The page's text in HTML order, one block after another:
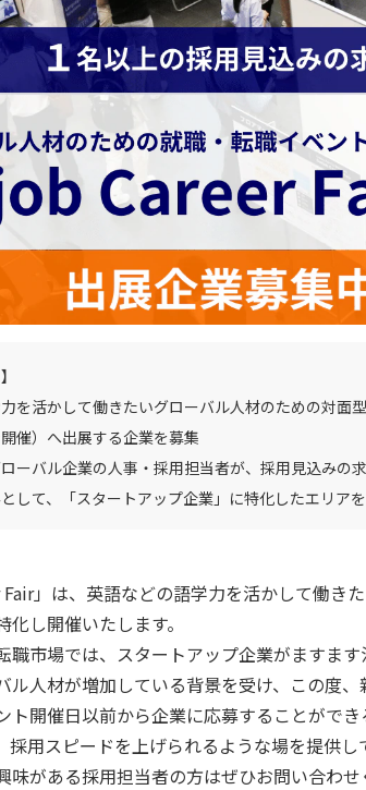
を活かして働きたいグローバル人材のための対面
催）へ出展する企業を募集
ーバル企業の人事・採用担当者が、採用見込みの
して、「スタートアップ企業」に特化したエリア
Fair」は、英語などの語学力を活かして働
し開催いたします。
職市場では、スタートアップ企業がますま
ル人材が増加している背景を受け、この度
ト開催日以前から企業に応募することがで
採用スピードを上げられるような場を提供
味がある採用担当者の方はぜひお問い合わせ